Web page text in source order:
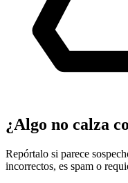
¿Algo no calza
Repórtalo si parece
incorrectos, es spam o